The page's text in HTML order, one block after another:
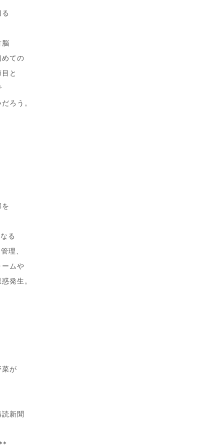
ての
と
ろう。
る
理、
ムや
発生。
が
新聞